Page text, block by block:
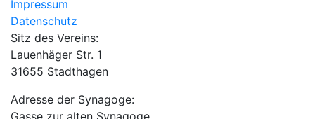
Impressum
Datenschutz
Sitz des Vereins:
Lauenhäger Str. 1
31655 Stadthagen
Adresse der Synagoge: